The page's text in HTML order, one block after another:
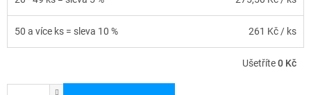
50 a více ks = sleva 10 % 261 Kč/ ks
Ušetříte0 Kč